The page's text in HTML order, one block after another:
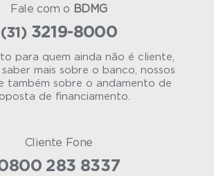
Fale com o BDMG
(31) 3219-8000
para quem ainda não é cliente,
saber mais sobre o banco, nossos
também sobre o andamento de
de financiamento.
Cliente Fone
283 8337